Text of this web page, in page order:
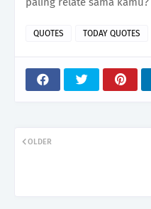
QUOTES TODAY QUOTES
OLDER